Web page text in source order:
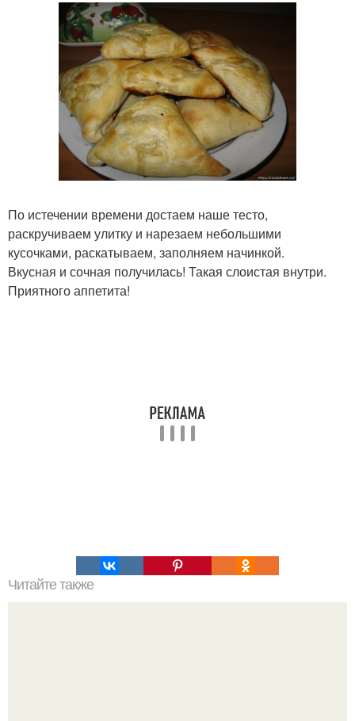
По истечении времени достаем наше тесто,
раскручиваем улитку и нарезаем небольшими
кусочками, раскатываем, заполняем начинкой.
Вкусная и сочная получилась! Такая слоистая внутри.
Приятного аппетита!
Читайте также